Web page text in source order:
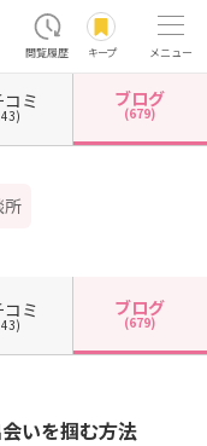
閲覧履歴 キープ メニュー
南青山 サンマリー東京 カウン
所
ミ ブログ
(679)
ミ ブログ
(679)
いを掴む方法